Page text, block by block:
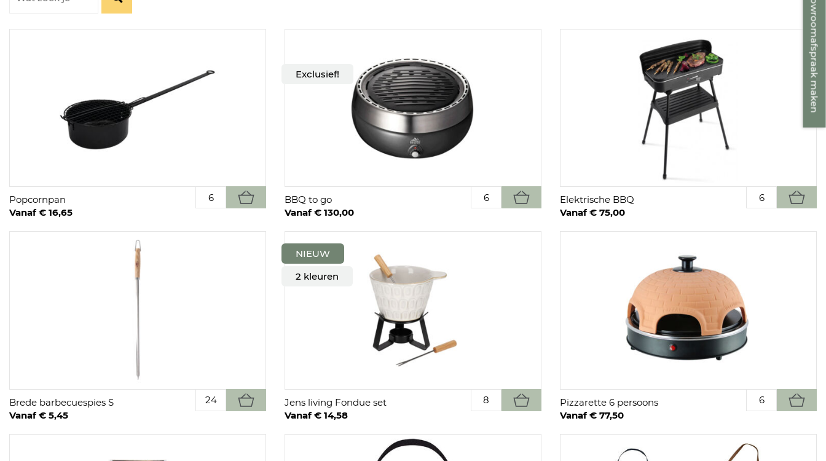
Popcornpan
Vanaf € 16,65
Exclusief!
BBQ to go
Vanaf € 130,00
Elektrische BBQ
Vanaf € 75,00
Brede barbecuespies S
Vanaf € 5,45
NIEUW
2 kleuren
Jens living Fondue set
Vanaf € 14,58
Pizzarette 6 persoons
Vanaf € 77,50
Showroomafspraak maken